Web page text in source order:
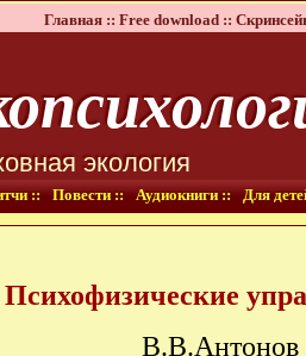
Главная :: Free download ::
экология
:: Повести :: Аудиокниги :: Для
Психофизические
В.В.Антонов